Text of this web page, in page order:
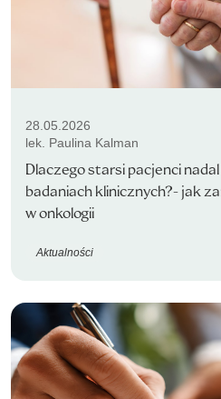
28.05.2026
lek. Paulina Kalman
Dlaczego starsi pacjenci nadal
badaniach klinicznych?- jak
w onkologii
Aktualności